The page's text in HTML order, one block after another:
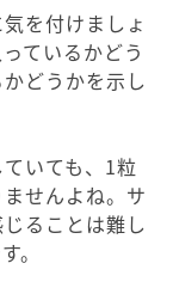
を付けましょ
ているかどう
どうかを示し
いても、1粒
せんよね。サ
ることは難し
。